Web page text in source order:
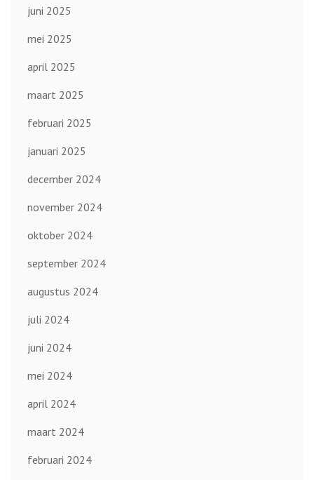
juni 2025
mei 2025
april 2025
maart 2025
februari 2025
januari 2025
december 2024
november 2024
oktober 2024
september 2024
augustus 2024
juli 2024
juni 2024
mei 2024
april 2024
maart 2024
februari 2024